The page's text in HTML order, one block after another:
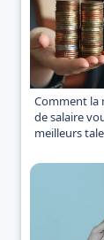
Comment la
de salaire
meilleurs